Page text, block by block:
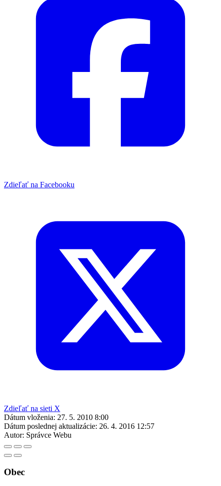
Zdieľať na Facebooku
Zdieľať na sieti X
Dátum vloženia: 27. 5. 2010 8:00
Dátum poslednej aktualizácie: 26. 4. 2016 12:57
Autor: Správce Webu
Obec